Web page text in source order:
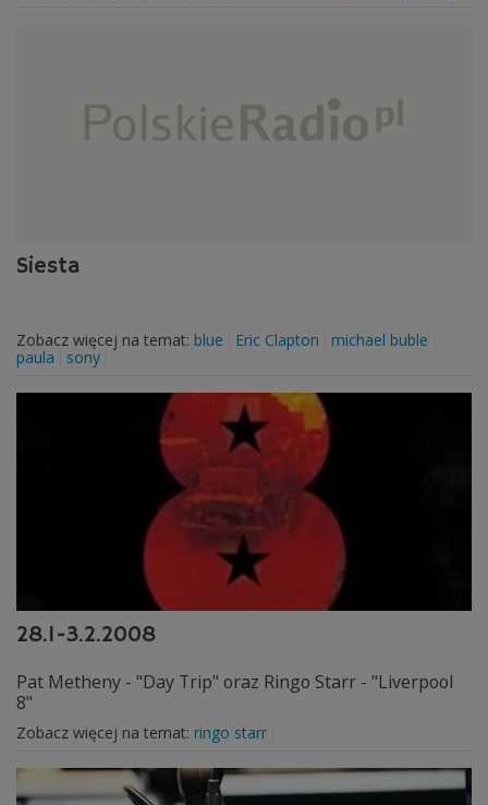
Siesta
Zobacz więcej na temat: blue Eric Clapton
michael buble
paula
sony
28.1-3.2.2008
Pat Metheny - "Day Trip" oraz Ringo Starr - "Liverpool
8"
Zobacz więcej na temat: ringo starr